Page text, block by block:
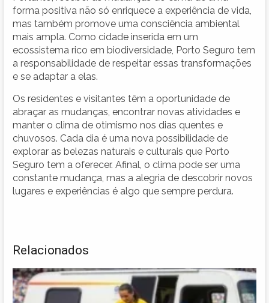
forma positiva não só enriquece a experiência de vida,
mas também promove uma consciência ambiental
mais ampla. Como cidade inserida em um
ecossistema rico em biodiversidade, Porto Seguro tem
a responsabilidade de respeitar essas transformações
e se adaptar a elas.
Os residentes e visitantes têm a oportunidade de
abraçar as mudanças, encontrar novas atividades e
manter o clima de otimismo nos dias quentes e
chuvosos. Cada dia é uma nova possibilidade de
explorar as belezas naturais e culturais que Porto
Seguro tem a oferecer. Afinal, o clima pode ser uma
constante mudança, mas a alegria de descobrir novos
lugares e experiências é algo que sempre perdura.
Relacionados